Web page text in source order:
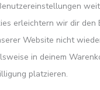
erleichtern wir dir
Website nicht
in deinem
platzieren.